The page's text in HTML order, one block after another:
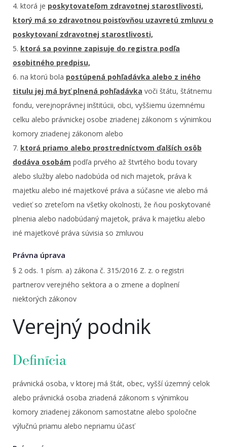
4. ktorá je poskytovateľom zdravotnej starostlivosti,
ktorý má so zdravotnou poisťovňou uzavretú zmluvu o
poskytovaní zdravotnej starostlivosti,
5. ktorá sa povinne zapisuje do registra podľa
osobitného predpisu,
6. na ktorú bola postúpená pohľadávka alebo z iného
titulu jej má byť plnená pohľadávka voči štátu, štátnemu
fondu, verejnoprávnej inštitúcii, obci, vyššiemu územnému
celku alebo právnickej osobe zriadenej zákonom s výnimkou
komory zriadenej zákonom alebo
7. ktorá priamo alebo prostredníctvom ďalších osôb
dodáva osobám podľa prvého až štvrtého bodu tovary
alebo služby alebo nadobúda od nich majetok, práva k
majetku alebo iné majetkové práva a súčasne vie alebo má
vedieť so zreteľom na všetky okolnosti, že ňou poskytované
plnenia alebo nadobúdaný majetok, práva k majetku alebo
iné majetkové práva súvisia so zmluvou
Právna úprava
§ 2 ods. 1 písm. a) zákona č. 315/2016 Z. z. o registri
partnerov verejného sektora a o zmene a doplnení
niektorých zákonov
Verejný podnik
Definícia
právnická osoba, v ktorej má štát, obec, vyšší územný celok
alebo právnická osoba zriadená zákonom s výnimkou
komory zriadenej zákonom samostatne alebo spoločne
výlučnú priamu alebo nepriamu účasť